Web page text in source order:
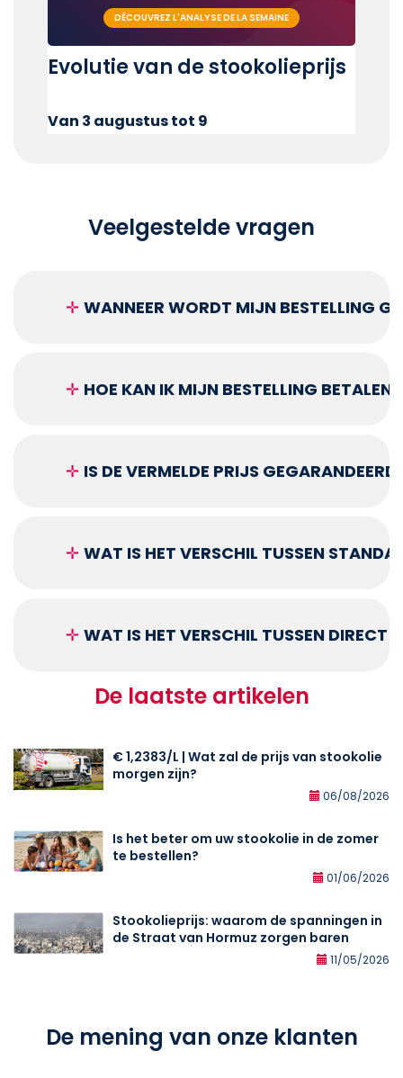
DÉCOUVREZ L'ANALYSE DE LA SEMAINE
Evolutie van de stookolieprijs
Van 3 augustus tot 9
Veelgestelde vragen
✛ WANNEER WORDT MIJN BESTELLING
✛ HOE KAN IK MIJN BESTELLING BETALEN?
✛ IS DE VERMELDE PRIJS
✛ WAT IS HET VERSCHIL TUSSEN
✛ WAT IS HET VERSCHIL TUSSEN DIRECT
De laatste artikelen
€ 1,2383/L | Wat zal de prijs van stookolie
morgen zijn?
06/08/2026
Is het beter om uw stookolie in de zomer
te bestellen?
01/06/2026
Stookolieprijs: waarom de spanningen in
de Straat van Hormuz zorgen baren
11/05/2026
De mening van onze klanten